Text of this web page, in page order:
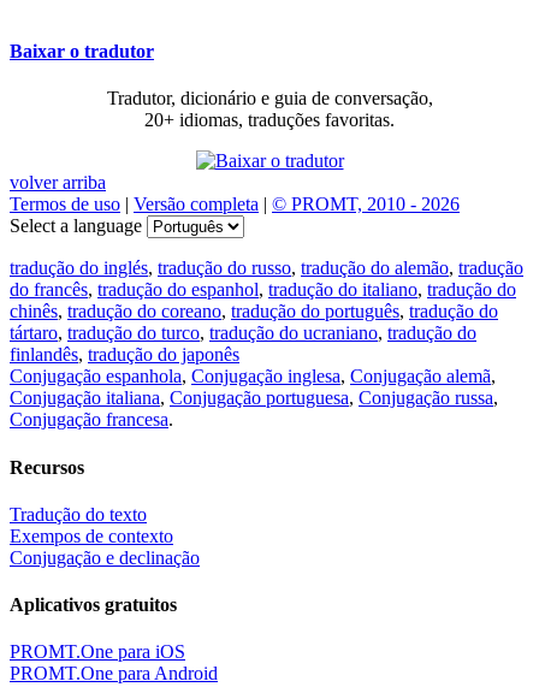
Baixar o tradutor
Tradutor, dicionário e guia de conversação,
20+ idiomas, traduções favoritas.
volver arriba
Termos de uso | Versão completa | © PROMT, 2010 - 2026
Select a language
tradução do inglés, tradução do russo, tradução do alemão, tradução
do francês, tradução do espanhol, tradução do italiano, tradução do
chinês, tradução do coreano, tradução do português, tradução do
tártaro, tradução do turco, tradução do ucraniano, tradução do
finlandês, tradução do japonês
Conjugação espanhola, Conjugação inglesa, Conjugação alemã,
Conjugação italiana, Conjugação portuguesa, Conjugação russa,
Conjugação francesa.
Recursos
Tradução do texto
Exempos de contexto
Conjugação e declinação
Aplicativos gratuitos
PROMT.One para iOS
PROMT.One para Android